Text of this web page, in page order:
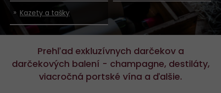
Kazety a tašky
Prehľad exkluzívnych darčekov a
darčekových balení - champagne, destiláty,
viacročná portské vína a ďalšie.